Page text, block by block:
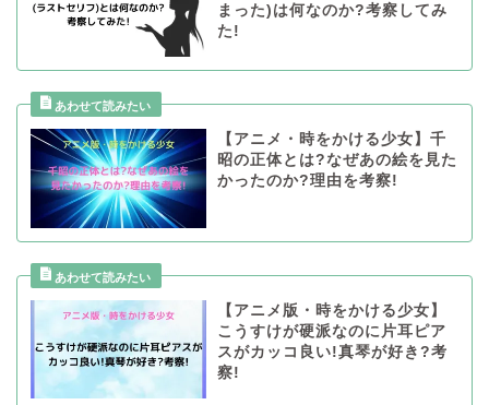
まった)は何なのか?考察してみ
た!
【アニメ・時をかける少女】千
昭の正体とは?なぜあの絵を見た
かったのか?理由を考察!
【アニメ版・時をかける少女】
こうすけが硬派なのに片耳ピア
スがカッコ良い!真琴が好き?考
察!